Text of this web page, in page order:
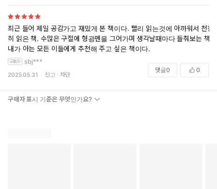
최근 들어 제일 공감가고 재밌게 본 책이다. 빨리 읽는것에 아까워서 천천
히 읽은 책. 수많은 구절에 형광펜을 그어가며 생각날때마다 들춰보는 책.
내가 아는 모든 이들에게 추천해 주고 싶은 책이다.
sbj***
2025.05.31 신고 차단
댓글0 0
구매자 표시 기준은 무엇인가요?